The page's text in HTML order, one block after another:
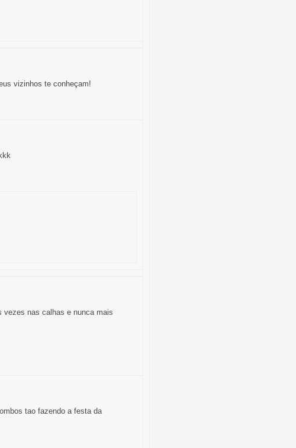
vizinhos te conheçam!
vezes nas calhas e nunca mais
tao fazendo a festa da